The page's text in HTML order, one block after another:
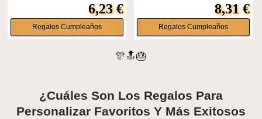
6,23 €
Regalos Cumpleaños
8,31 €
Regalos Cumpleaños
🎊🔝🎂
¿Cuáles Son Los Regalos Para
Personalizar Favoritos Y Más Exitosos